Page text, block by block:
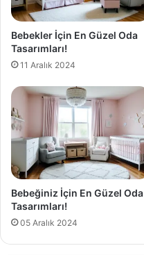
Bebekler İçin En Güzel Oda
Tasarımları!
11 Aralık 2024
Bebeğiniz İçin En Güzel Oda
Tasarımları!
05 Aralık 2024